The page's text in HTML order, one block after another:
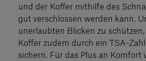
und der Koffer mithilfe des
gut verschlossen werden kann.
unerlaubten Blicken zu
Koffer zudem durch ein TSA-
sichern. Für das Plus an Komfort